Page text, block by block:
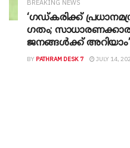
BREAKING NEWS
‘ഗഡ്കരിക്ക്
ഗതം;
ജനങ്ങൾക്ക് അറിയാം’
BY PATHRAM DESK 7 JULY 14,